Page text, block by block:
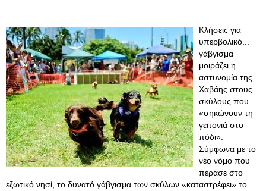
Κλήσεις για
υπερβολικό...
γάβγισμα
μοιράζει η
αστυνομία της
Χαβάης στους
σκύλους που
«σηκώνουν τη
γειτονιά στο
πόδι».
Σύμφωνα με το
νέο νόμο που
πέρασε στο
εξωτικό νησί, το δυνατό γάβγισμα των σκύλων «καταστρέφει» το